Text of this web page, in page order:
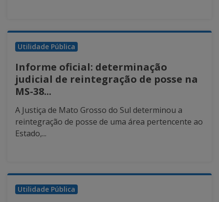
Utilidade Pública
Informe oficial: determinação
judicial de reintegração de posse na
MS-38...
A Justiça de Mato Grosso do Sul determinou a
reintegração de posse de uma área pertencente ao
Estado,...
Utilidade Pública